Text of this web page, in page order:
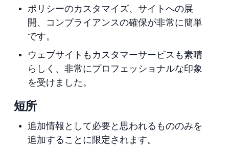
ポリシーのカスタマイズ、サイトへの展
開、コンプライアンスの確保が非常に簡単
です。
ウェブサイトもカスタマーサービスも素晴
らしく、非常にプロフェッショナルな印象
を受けました。
短所
追加情報として必要と思われるもののみを
追加することに限定されます。